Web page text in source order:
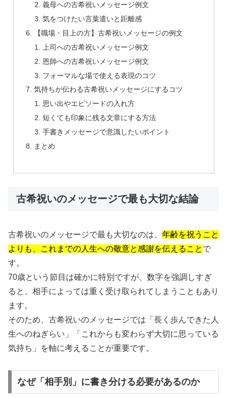
義母への古希祝いメッセージ例文
気をつけたい言葉遣いと距離感
【職場・目上の方】古希祝いメッセージの例文
上司への古希祝いメッセージ例文
恩師への古希祝いメッセージ例文
フォーマルな場で使える表現のコツ
気持ちが伝わる古希祝いメッセージにするコツ
思い出やエピソードの入れ方
短くても印象に残る文章にする方法
手書きメッセージで意識したいポイント
まとめ
古希祝いのメッセージで最も大切な結論
古希祝いのメッセージで最も大切なのは、 年齢を祝うこと
よりも、これまでの人生への敬意と感謝を伝えること で
す。
70歳という節目は確かに特別ですが、数字を強調しすぎ
ると、相手によっては重く受け取られてしまうこともあり
ます。
そのため、古希祝いのメッセージでは「長く歩んできた人
生へのねぎらい」「これからも変わらず大切に思っている
気持ち」を軸に考えることが重要です。
なぜ「相手別」に書き分ける必要があるのか